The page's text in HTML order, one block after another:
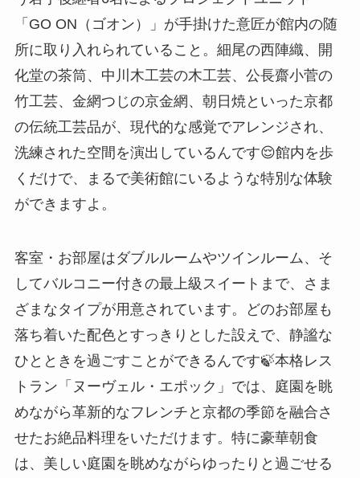
「GO ON（ゴオン）」が手掛けた意匠が館内の随
所に取り入れられていること。細尾の西陣織、開
化堂の茶筒、中川木工芸の木工芸、公長齋小菅の
竹工芸、金網つじの京金網、朝日焼といった京都
の伝統工芸品が、現代的な感覚でアレンジされ、
洗練された空間を演出しているんです😌館内を歩
くだけで、まるで美術館にいるような特別な体験
ができますよ。
客室・お部屋はダブルルームやツインルーム、そ
してバルコニー付きの最上級スイートまで、さま
ざまなタイプが用意されています。どのお部屋も
落ち着いた配色とすっきりとした設えで、静謐な
ひとときを過ごすことができるんです🍃本格レス
トラン「ヌーヴェル・エポック」では、庭園を眺
めながら革新的なフレンチと京都の季節を融合さ
せたお絶品料理をいただけます。特に豪華朝食
は、美しい庭園を眺めながらゆったりと過ごせる